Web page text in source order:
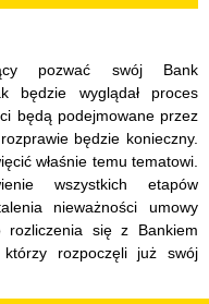
pozwać swój Bank
będzie wyglądał proces
będą podejmowane przez
będzie konieczny.
właśnie temu tematowi.
wszystkich etapów
nieważności umowy
rozliczenia się z Bankiem
rozpoczęli już swój